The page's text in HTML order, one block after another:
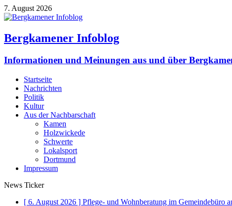
7. August 2026
Bergkamener Infoblog
Informationen und Meinungen aus und über
Startseite
Nachrichten
Politik
Kultur
Aus der Nachbarschaft
Kamen
Holzwickede
Schwerte
Lokalsport
Dortmund
Impressum
News Ticker
[ 6. August 2026 ] Pflege- und Wohnberatung im Gemeindebüro